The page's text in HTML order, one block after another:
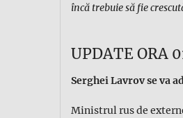
încă trebuie să fie
UPDATE ORA
Serghei Lavrov se va
Ministrul rus de